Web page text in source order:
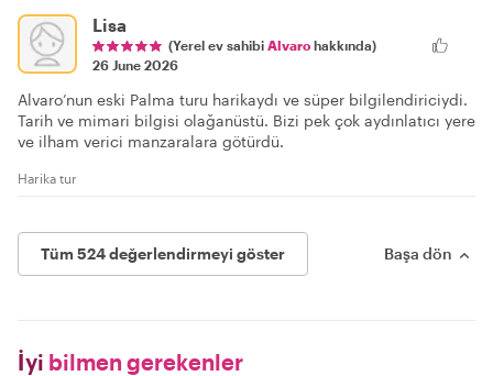
Lisa
(Yerel ev sahibi Alvaro hakkında)
26 June 2026
Alvaro’nun eski Palma turu harikaydı ve süper bilgilendiriciydi.
Tarih ve mimari bilgisi olağanüstü. Bizi pek çok aydınlatıcı yere
ve ilham verici manzaralara götürdü.
Harika tur
Tüm 524 değerlendirmeyi göster Başa dön
İyi bilmen gerekenler